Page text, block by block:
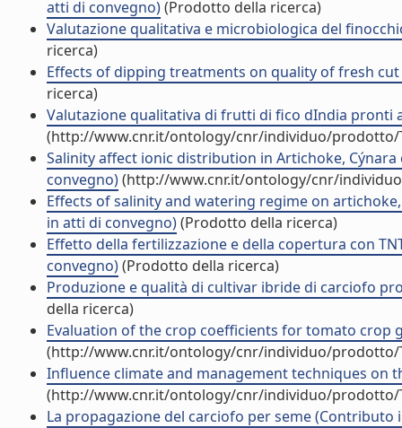
atti di convegno)(Prodotto della ricerca)
Valutazione qualitativa e microbiologica del
ricerca)
Effects of dipping treatments on quality of fresh
ricerca)
Valutazione qualitativa di frutti di fico dIndia pronti
(http://www.cnr.it/ontology/cnr/individuo/prodotto/
Salinity affect ionic distribution in Artichoke,
convegno)(http://www.cnr.it/ontology/cnr/
Effects of salinity and watering regime on
in atti di convegno)(Prodotto della ricerca)
Effetto della fertilizzazione e della copertura con
convegno)(Prodotto della ricerca)
Produzione e qualità di cultivar ibride di carciofo
della ricerca)
Evaluation of the crop coefficients for tomato crop
(http://www.cnr.it/ontology/cnr/individuo/prodotto/
Influence climate and management techniques on
(http://www.cnr.it/ontology/cnr/individuo/prodotto/
La propagazione del carciofo per seme (Contributo